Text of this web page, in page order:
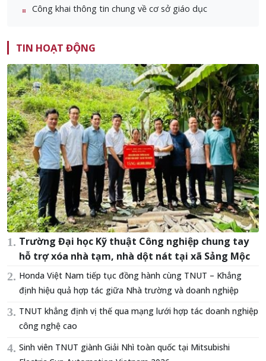
Công khai thông tin chung về cơ sở giáo dục
TIN HOẠT ĐỘNG
Trường Đại học Kỹ thuật Công nghiệp chung tay
hỗ trợ xóa nhà tạm, nhà dột nát tại xã Sảng Mộc
Honda Việt Nam tiếp tục đồng hành cùng TNUT – Khẳng
định hiệu quả hợp tác giữa Nhà trường và doanh nghiệp
TNUT khẳng định vị thế qua mạng lưới hợp tác doanh nghiệp
công nghệ cao
Sinh viên TNUT giành Giải Nhì toàn quốc tại Mitsubishi